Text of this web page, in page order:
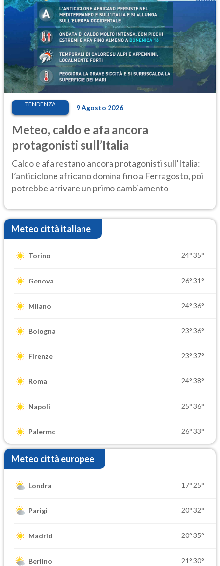
TENDENZA 9 Agosto 2026
Meteo, caldo e afa ancora
protagonisti sull’Italia
Caldo e afa restano ancora protagonisti sull’Italia:
l’anticiclone africano domina fino a Ferragosto, poi
potrebbe arrivare un primo cambiamento
Meteo città italiane
Torino 24° 35°
Genova 26° 31°
Milano 24° 36°
Bologna 23° 36°
Firenze 23° 37°
Roma 24° 38°
Napoli 25° 36°
Palermo 26° 33°
Meteo città europee
Londra 17° 25°
Parigi 20° 32°
Madrid 20° 35°
Berlino 21° 30°